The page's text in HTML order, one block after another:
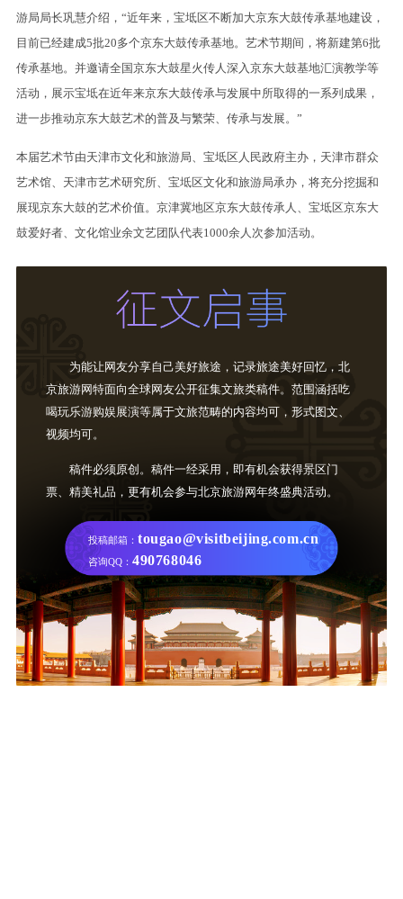
游局局长巩慧介绍，“近年来，宝坻区不断加大京东大鼓传承基地建设，
目前已经建成5批20多个京东大鼓传承基地。艺术节期间，将新建第6批
传承基地。并邀请全国京东大鼓星火传人深入京东大鼓基地汇演教学等
活动，展示宝坻在近年来京东大鼓传承与发展中所取得的一系列成果，
进一步推动京东大鼓艺术的普及与繁荣、传承与发展。”
本届艺术节由天津市文化和旅游局、宝坻区人民政府主办，天津市群众
艺术馆、天津市艺术研究所、宝坻区文化和旅游局承办，将充分挖掘和
展现京东大鼓的艺术价值。京津冀地区京东大鼓传承人、宝坻区京东大
鼓爱好者、文化馆业余文艺团队代表1000余人次参加活动。
为能让网友分享自己美好旅途，记录旅途美好回忆，北
京旅游网特面向全球网友公开征集文旅类稿件。范围涵括吃
喝玩乐游购娱展演等属于文旅范畴的内容均可，形式图文、
视频均可。
稿件必须原创。稿件一经采用，即有机会获得景区门
票、精美礼品，更有机会参与北京旅游网年终盛典活动。
投稿邮箱： tougao@visitbeijing.com.cn
咨询QQ： 490768046